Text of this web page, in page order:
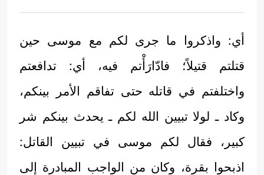
أي: واذكروا ما جرى لكم مع موسى حين
قتلتم قتيلاً؛ فادّارَأْتم فيه، أي: تدافعتم
واختلفتم في قاتله حتى تفاقم الأمر بينكم،
وكاد ـ لولا تبيين الله لكم ـ يحدث بينكم شر
كبير، فقال لكم موسى في تبيين القاتل:
اذبحوا بقرة، وكان من الواجب المبادرة إلى